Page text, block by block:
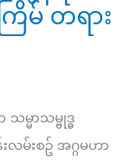
မ် တရား
မာသမ္ဗုဒ္ဓ
လမ်းစဥ် အဂ္ဂမဟာ